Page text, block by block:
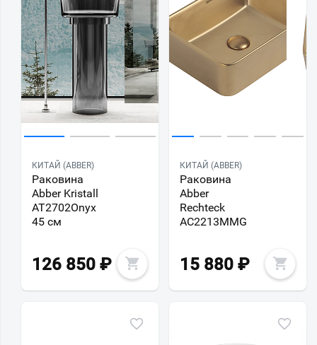
КИТАЙ (ABBER)
Раковина
Abber Kristall
AT2702Onyx
45 см
126 850 ₽
КИТАЙ (ABBER)
Раковина
Abber
Rechteck
AC2213MMG
15 880 ₽